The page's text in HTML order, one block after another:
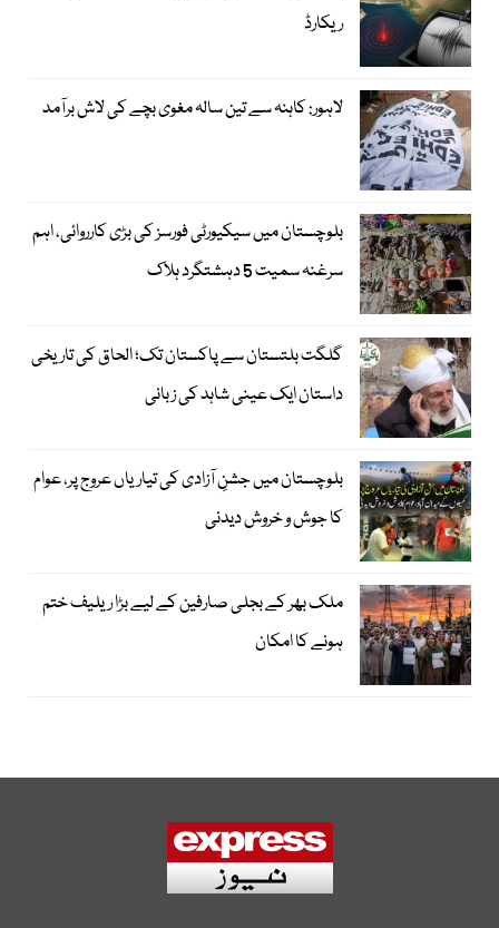
ریکارڈ
لاہور: کاہنہ سے تین سالہ مغوی بچے کی لاش برآمد
بلوچستان میں سیکیورٹی فورسز کی بڑی کارروائی، اہم
سرغنہ سمیت 5 دہشتگرد ہلاک
گلگت بلتستان سے پاکستان تک؛ الحاق کی تاریخی
داستان ایک عینی شاہد کی زبانی
بلوچستان میں جشنِ آزادی کی تیاریاں عروج پر، عوام
کا جوش و خروش دیدنی
ملک بھر کے بجلی صارفین کے لیے بڑا ریلیف ختم
ہونے کا امکان